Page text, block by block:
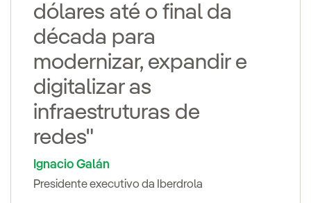
dólares até o final da
década para
modernizar, expandir e
digitalizar as
infraestruturas de
redes"
Ignacio Galán
Presidente executivo da Iberdrola